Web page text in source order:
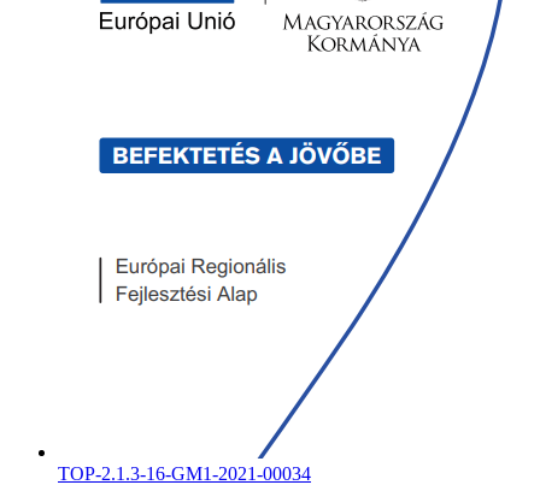
TOP-2.1.3-16-GM1-2021-00034